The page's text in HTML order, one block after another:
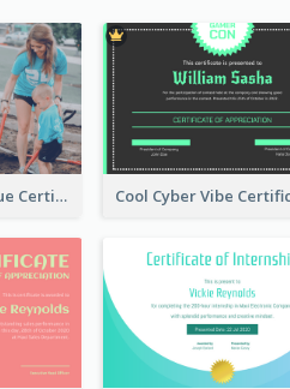
Professional Sky Blue Certificate Design Template